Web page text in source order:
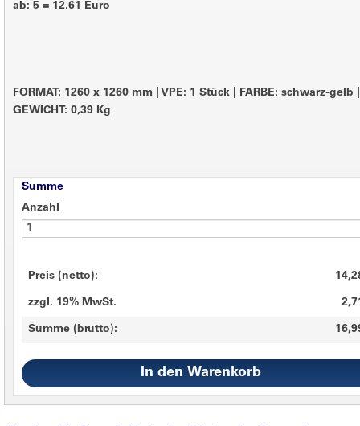
ab: 5 = 12.61 Euro
FORMAT: 1260 x 1260 mm VPE: 1 Stück FARBE: schwarz-gelb
GEWICHT: 0,39 Kg
Summe
Anzahl
Preis (netto):
zzgl. 19% MwSt.
Summe (brutto):